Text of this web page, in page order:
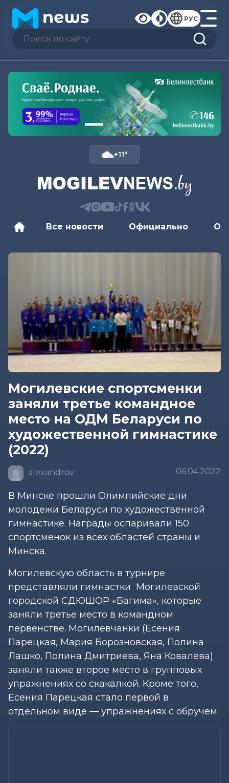
РУС
+11°
Все новости Официально
Могилевские спортсменки
заняли третье командное
место на ОДМ Беларуси по
художественной гимнастике
(2022)
alexandrov 06.04.2022
В Минске прошли Олимпийские дни
молодежи Беларуси по художественной
гимнастике. Награды оспаривали 150
спортсменок из всех областей страны и
Минска.
Могилевскую область в турнире
представляли гимнастки Могилевской
городской СДЮШОР «Багима», которые
заняли третье место в командном
первенстве. Могилевчанки (Есения
Парецкая, Мария Борозновская, Полина
Лашко, Полина Дмитриева, Яна Ковалева)
заняли также второе место в групповых
упражнениях со скакалкой. Кроме того,
Есения Парецкая стало первой в
отдельном виде — упражнениях с обручем.